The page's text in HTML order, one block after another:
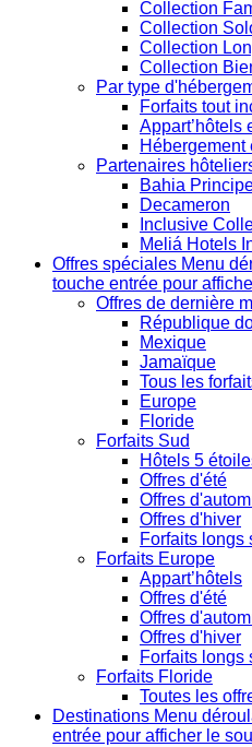
Collection
Collection
Collection
Collection
Par type
Forfaits tout
Appart’hôtels
Hébergement
Partenaires
Bahia
Decameron
Inclusive
Meliá Hotels
Offres spéciales Menu
touche entrée pour
Offres de dernière
République
Mexique
Jamaïque
Tous les
Europe
Floride
Forfaits Sud
Hôtels 5
Offres d'été
Offres
Offres d'hiver
Forfaits longs
Forfaits Europe
Appart’hôtels
Offres d'été
Offres
Offres d'hiver
Forfaits longs
Forfaits Floride
Toutes les
Destinations Menu
entrée pour afficher le